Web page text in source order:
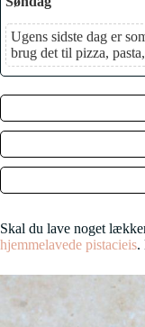
Ugens sidste dag er
brug det til pizza,
Skal du lave noget
hjemmelavede pistacieis.